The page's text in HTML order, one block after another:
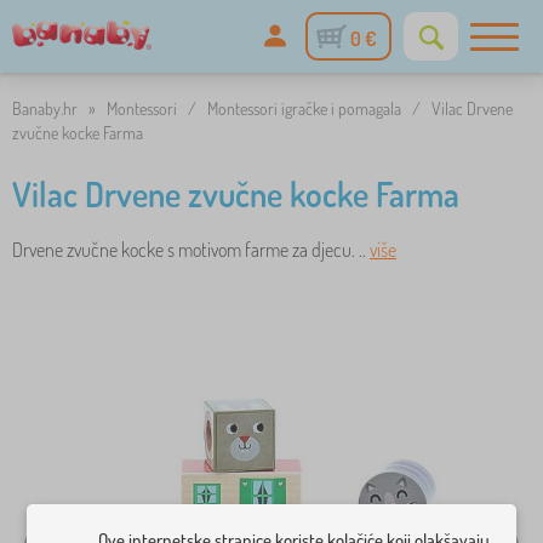
0 €
Banaby.hr » Montessori / Montessori igračke i pomagala / Vilac Drvene
zvučne kocke Farma
Vilac Drvene zvučne kocke Farma
Drvene zvučne kocke s motivom farme za djecu. .. više